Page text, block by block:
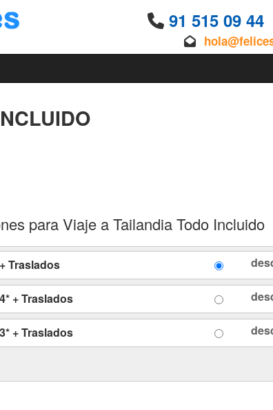
91 515 09 44
para Viaje a Tailandia Todo Incluido
Traslados
+ Traslados
+ Traslados